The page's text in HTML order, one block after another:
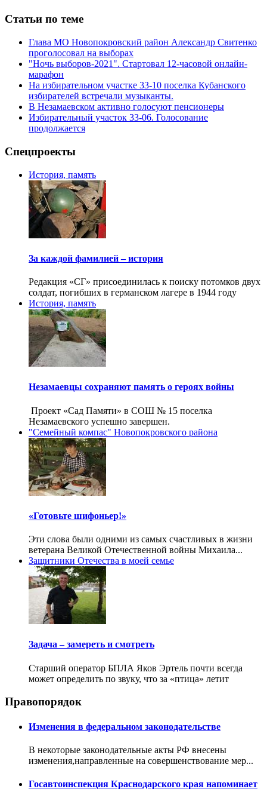
Статьи по теме
Глава МО Новопокровский район Александр Свитенко
проголосовал на выборах
"Ночь выборов-2021". Стартовал 12-часовой онлайн-
марафон
На избирательном участке 33-10 поселка Кубанского
избирателей встречали музыканты.
В Незамаевском активно голосуют пенсионеры
Избирательный участок 33-06. Голосование
продолжается
Спецпроекты
История, память
За каждой фамилией – история
Редакция «СГ» присоединилась к поиску потомков двух
солдат, погибших в германском лагере в 1944 году
История, память
Незамаевцы сохраняют память о героях войны
Проект «Сад Памяти» в СОШ № 15 поселка
Незамаевского успешно завершен.
"Семейный компас" Новопокровского района
«Готовьте шифоньер!»
Эти слова были одними из самых счастливых в жизни
ветерана Великой Отечественной войны Михаила...
Защитники Отечества в моей семье
Задача – замереть и смотреть
Старший оператор БПЛА Яков Эртель почти всегда
может определить по звуку, что за «птица» летит
Правопорядок
Изменения в федеральном законодательстве
В некоторые законодательные акты РФ внесены
изменения,направленные на совершенствование мер...
Госавтоинспекция Краснодарского края напоминает